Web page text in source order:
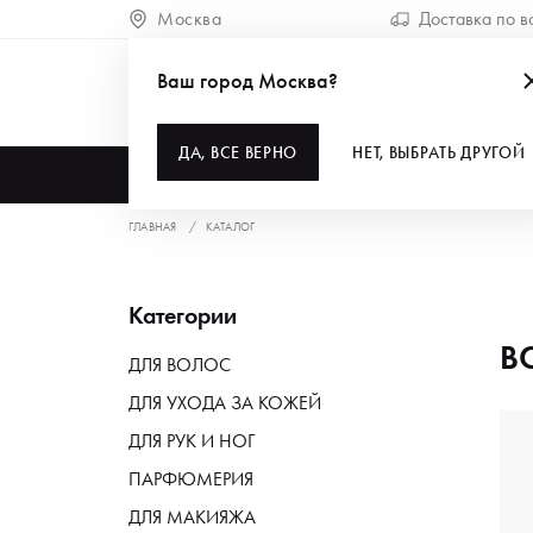
Москва Доставка по
Ваш город Москва?
ДА, ВСЕ ВЕРНО НЕТ, ВЫБРАТЬ ДРУГОЙ
ГЛАВНАЯ КАТАЛОГ
Категории
ДЛЯ ВОЛОС
ДЛЯ УХОДА ЗА КОЖЕЙ
ДЛЯ РУК И НОГ
ПАРФЮМЕРИЯ
ДЛЯ МАКИЯЖА